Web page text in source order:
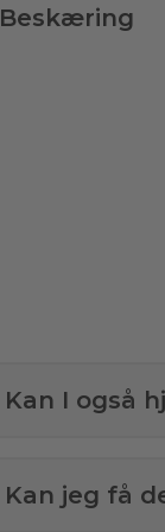
Beskæring
Kan I også
Kan jeg få